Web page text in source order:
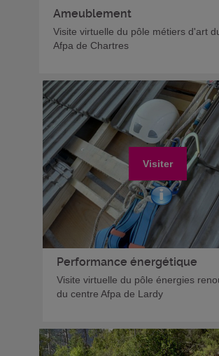
Ameublement
Visite virtuelle du pôle métiers d'art
Afpa de Chartres
Visiter
Performance énergétique
Visite virtuelle du pôle énergies
du centre Afpa de Lardy